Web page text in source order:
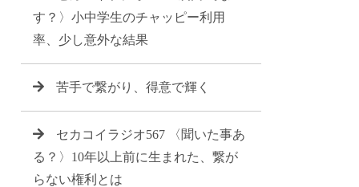
す？〉小中学生のチャッピー利用
率、少し意外な結果
苦手で繋がり、得意で輝く
セカコイラジオ567 〈聞いた事あ
る？〉10年以上前に生まれた、繋が
らない権利とは